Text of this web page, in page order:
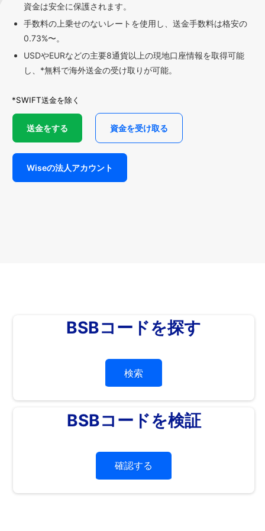
資金は安全に保護されます。
手数料の上乗せのないレートを使用し、送金手数料は格安の
0.73%〜。
USDやEURなどの主要8通貨以上の現地口座情報を取得可能
し、*無料で海外送金の受け取りが可能。
*SWIFT送金を除く
送金をする 資金を受け取る
Wiseの法人アカウント
BSBコードを探す
検索
BSBコードを検証
確認する